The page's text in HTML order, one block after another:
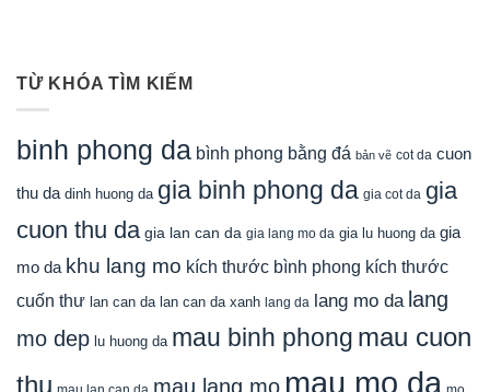
TỪ KHÓA TÌM KIẾM
binh phong da bình phong bằng đá bản vẽ cot da cuon
thu da dinh huong da gia binh phong da gia cot da gia
cuon thu da gia lan can da gia lang mo da gia lu huong da gia
mo da khu lang mo kích thước bình phong kích thước
cuốn thư lan can da lan can da xanh lang da lang mo da lang
mo dep lu huong da mau binh phong mau cuon
thu
mau lang mo mau mo da